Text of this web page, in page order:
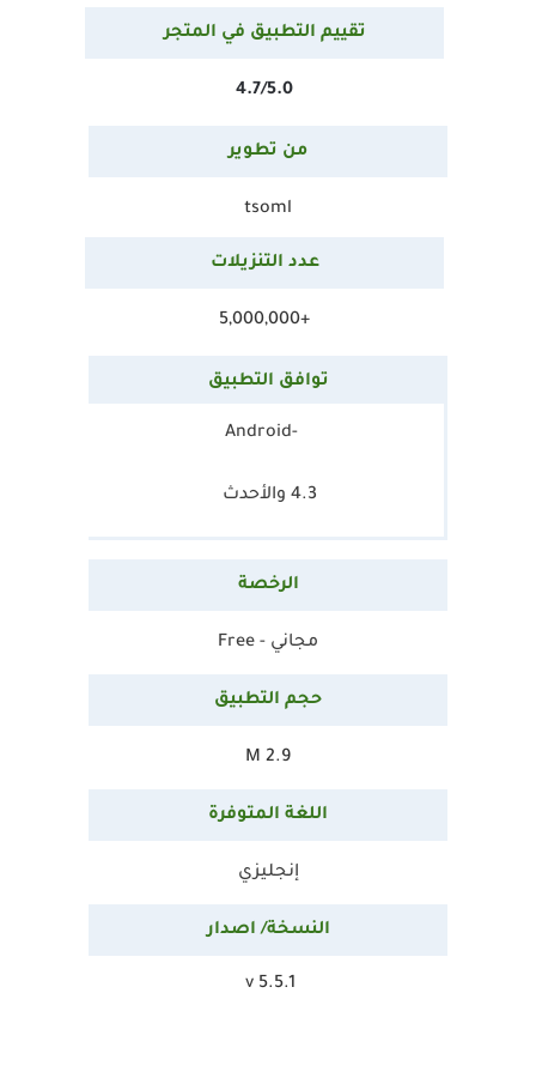
تقييم التطبيق في المتجر
4.7/5.0
من تطوير
tsoml
عدد التنزيلات
+5,000,000
توافق التطبيق
-Android
4.3 والأحدث
الرخصة
مجاني - Free
حجم التطبيق
2.9 M
اللغة المتوفرة
إنجليزي
النسخة/ اصدار
5.5.1
v